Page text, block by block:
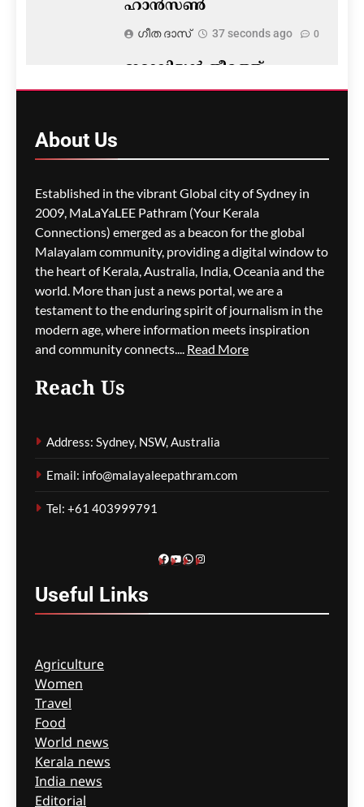
ഹാൻസൺ
ഗീത ദാസ്‌ 37 seconds ago 0
ഇറ്റാലിയൻ തീരത്ത്
നൂറ്റാണ്ടുകൾ പഴക്കമുള്ള
മൺഭരണികളും ഭീമൻ
ഗർത്തവും
ഗീത ദാസ്‌ 10 minutes ago
ജർമനിയിൽ
ടണലിനുള്ളിലെ ട്രെയിൻ
തീപിടുത്ത മോക്ക് ഡ്രിൽ
വൻ പരാജയം; രക്ഷാ
സേനയെത്തിയത് രണ്ട്
മണിക്കൂറിന് ശേഷം
വേൾഡ് മലയാളി
സ്‌കോളർഷിപ്പ് വിതരണം
എറണാകുളത്ത്; 100
ലക്ഷം രൂപ വീതം സഹായം
About Us
Established in the vibrant Global city of Sydney in
2009, MaLaYaLEE Pathram (Your Kerala
Connections) emerged as a beacon for the global
Malayalam community, providing a digital window to
the heart of Kerala, Australia, India, Oceania and the
world. More than just a news portal, we are a
testament to the enduring spirit of journalism in the
modern age, where information meets inspiration
and community connects.... Read More
Reach Us
Address: Sydney, NSW, Australia
Email: info@malayaleepathram.com
Tel: +61 403999791
Facebook
YouTube
WhatsApp
Instagram
Useful Links
Agriculture
Women
Travel
Food
World news
Kerala news
India news
Editorial